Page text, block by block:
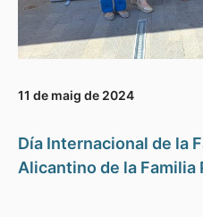
11 de maig de 2024
Día Internacional de la
Alicantino de la Familia